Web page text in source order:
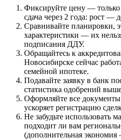
Фиксируйте цену — только
сдача через 2 года: рост —
Сравнивайте планировки,
характеристики — их
подписания ДДУ.
Обращайтесь к
Новосибирске сейчас
семейной ипотеке.
Подавайте заявку в банк
статистика одобрений
Оформляйте все
ускоряет регистрацию
Не забудьте использовать
подходит ли вам
(дополнительная